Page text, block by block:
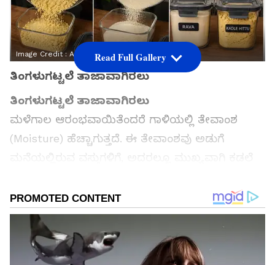
Image Credit : AI Image
ತಿಂಗಳುಗಟ್ಟಲೆ ತಾಜಾವಾಗಿರಲು
ತಿಂಗಳುಗಟ್ಟಲೆ ತಾಜಾವಾಗಿರಲು
ಮಳೆಗಾಲ ಆರಂಭವಾಯಿತೆಂದರೆ ಗಾಳಿಯಲ್ಲಿ ತೇವಾಂಶ
(Moisture) ಹೆಚ್ಚಾಗುತ್ತದೆ. ಈ ತೇವಾಂಶವು ಅಡುಗೆ
ಇವುಗಳಲ್ಲಿ ಬೇಗನೆ ಬೂಸ್ಟು ಬರುವುದು, ಹುಳ ಹಿಡಿಯುವುದು
ಅಥವಾ ಹಿಟ್ಟು ಉಂಡೆಗಳಾಗುವುದು ಸಾಮಾನ್ಯ. ನೀವು ಕೂಡ
ಪ್ರತಿ ಮಳೆಗಾಲದಲ್ಲಿ ಇಂತಹ ಸಮಸ್ಯೆಯಿಂದ ಬೇಸತ್ತಿದ್ದರೆ
ಚಿಂತಿಸಬೇಡಿ. ಕೆಲವು ಸರಳ ಮುನ್ನೆಚ್ಚರಿಕೆಗಳನ್ನು ವಹಿಸುವ
Read Full Gallery